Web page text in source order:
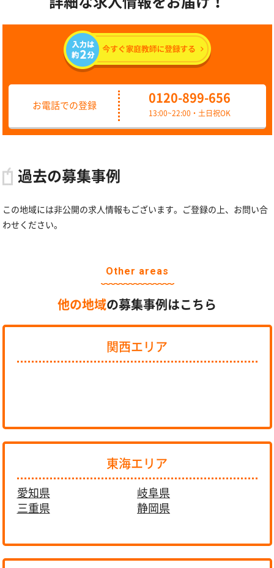
お電話での登録
0120-899-656
13:00~22:00・土日祝OK
過去の募集事例
この地域には非公開の求人情報もございます。ご登録の上、お問い合
わせください。
Other areas
他の地域の募集事例はこちら
関西エリア
東海エリア
愛知県
岐阜県
三重県
静岡県